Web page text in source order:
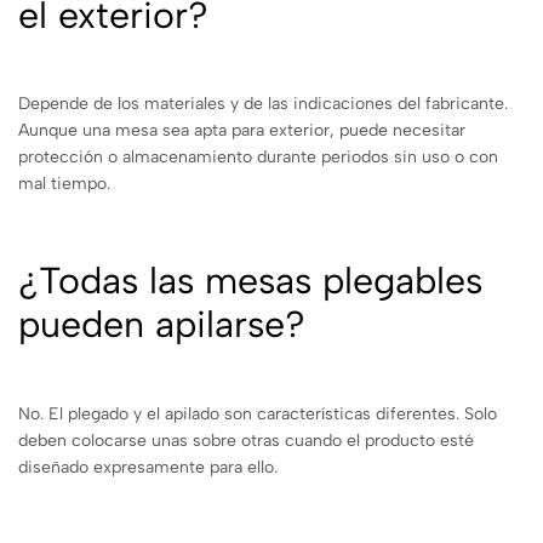
el exterior?
Depende de los materiales y de las indicaciones del fabricante.
Aunque una mesa sea apta para exterior, puede necesitar
protección o almacenamiento durante periodos sin uso o con
mal tiempo.
¿Todas las mesas plegables
pueden apilarse?
No. El plegado y el apilado son características diferentes. Solo
deben colocarse unas sobre otras cuando el producto esté
diseñado expresamente para ello.